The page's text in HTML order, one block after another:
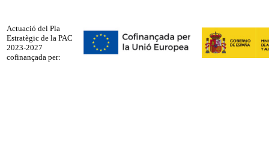
Actuació del Pla
Estratègic de la PAC
2023-2027
cofinançada per: